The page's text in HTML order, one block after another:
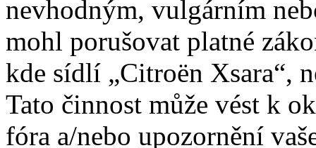
nevhodným, vulgárním
mohl porušovat platné
kde sídlí „Citroën Xsara“,
Tato činnost může vést k
fóra a/nebo upozornění